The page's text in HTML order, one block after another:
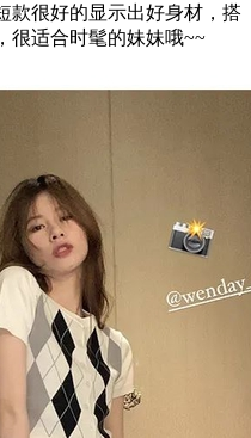
款很好的显示出好身材，搭
很适合时髦的妹妹哦~~